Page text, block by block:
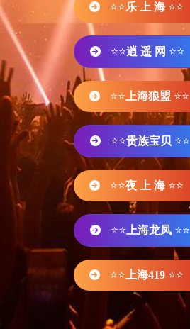
⭐⭐乐 上 海 ⭐⭐
⭐⭐逍 遥 网 ⭐⭐
⭐⭐ 上海狼盟 ⭐⭐
⭐⭐贵族宝贝 ⭐⭐
⭐⭐夜 上 海 ⭐⭐
⭐⭐ 上海龙凤 ⭐⭐
⭐⭐ 上海419 ⭐⭐